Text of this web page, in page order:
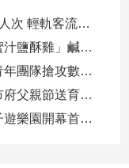
全台最大親子樂園開幕首日湧3萬人次 輕軌客流增20倍
大崗山龍眼蜂蜜文化節開幕 「蜜汁鹽酥雞」鹹甜跨界搶話題
青創參展補助開放二度申請 助青年團隊搶攻數位轉型商機
阿蓮崗山公托、親子館啟用 高市府父親節送育兒暖禮
火車醫院變身親子樂園 高雄親子遊樂園開幕首日爆棚